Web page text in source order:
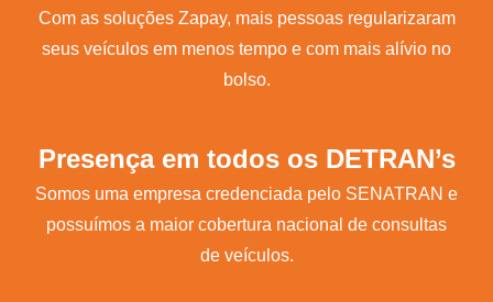
Com as soluções Zapay, mais pessoas regularizaram
seus veículos em menos tempo e com mais alívio no
bolso.
Presença em todos os DETRAN’s
Somos uma empresa credenciada pelo SENATRAN e
possuímos a maior cobertura nacional de consultas
de veículos.